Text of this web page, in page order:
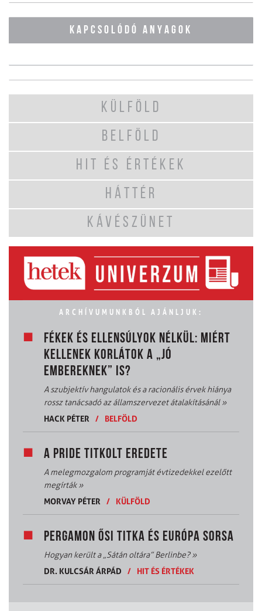
KAPCSOLÓDÓ ANYAGOK
KÜLFÖLD
BELFÖLD
HIT ÉS ÉRTÉKEK
HÁTTÉR
KÁVÉSZÜNET
ARCHÍVUMUNKBÓL AJÁNLJUK:
FÉKEK ÉS ELLENSÚLYOK NÉLKÜL: MIÉRT
KELLENEK KORLÁTOK A „JÓ
EMBEREKNEK” IS?
A szubjektív hangulatok és a racionális érvek hiánya
rossz tanácsadó az államszervezet átalakításánál»
HACK PÉTER
/ BELFÖLD
A PRIDE TITKOLT EREDETE
A melegmozgalom programját évtizedekkel ezelőtt
megírták»
MORVAY PÉTER
/ KÜLFÖLD
PERGAMON ŐSI TITKA ÉS EURÓPA SORSA
Hogyan került a „Sátán oltára” Berlinbe?»
DR. KULCSÁR ÁRPÁD
/ HIT ÉS ÉRTÉKEK